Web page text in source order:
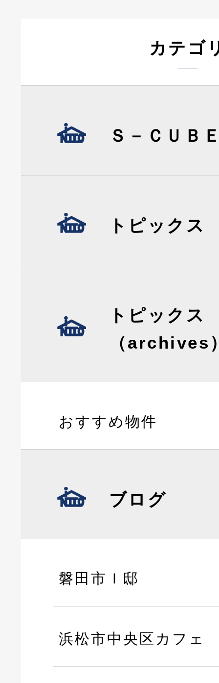
カテゴ
Ｓ－ＣＵＢ
トピックス
トピックス
（archives
おすすめ物件
ブログ
磐田市Ｉ邸
浜松市中央区カフェ